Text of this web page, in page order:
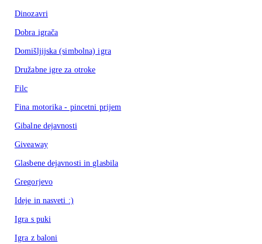
Dinozavri
Dobra igrača
Domišljijska (simbolna) igra
Družabne igre za otroke
Filc
Fina motorika - pincetni prijem
Gibalne dejavnosti
Giveaway
Glasbene dejavnosti in glasbila
Gregorjevo
Ideje in nasveti :)
Igra s puki
Igra z baloni